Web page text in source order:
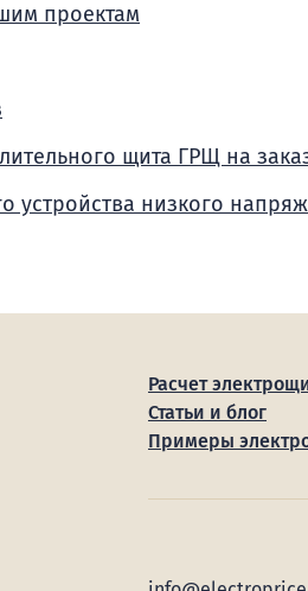
проектам
щита ГРЩ на
устройства низкого
Расчет
Статьи и блог
Примеры